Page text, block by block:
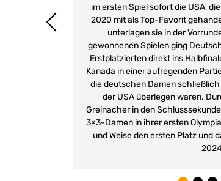
im ersten Spiel sofort die USA,
2020 mit als Top-Favorit
unterlagen sie in der
gewonnenen Spielen ging
Erstplatzierten direkt ins
Kanada in einer aufregenden
die deutschen Damen
der USA überlegen waren.
Greinacher in den
3×3-Damen in ihrer ersten
und Weise den ersten Platz und